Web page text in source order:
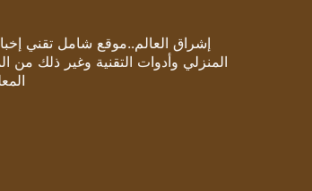
إشراق العالم..موقع شامل تقني
المنزلي وأدوات التقنية وغير ذلك من